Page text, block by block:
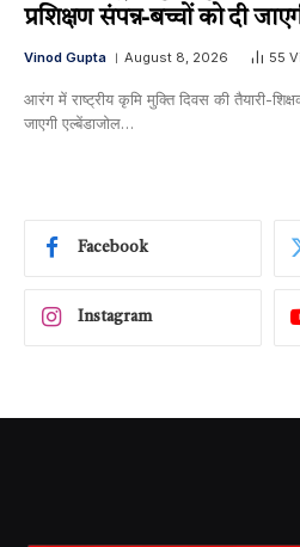
प्रशिक्षण संपन्न-बच्चों को दी
Vinod Gupta August 8, 2026 55
आरंग में राष्ट्रीय कृमि मुक्ति दिवस की तैयारी-
जाएगी एल्बेंडाजोल…
Facebook
Instagram